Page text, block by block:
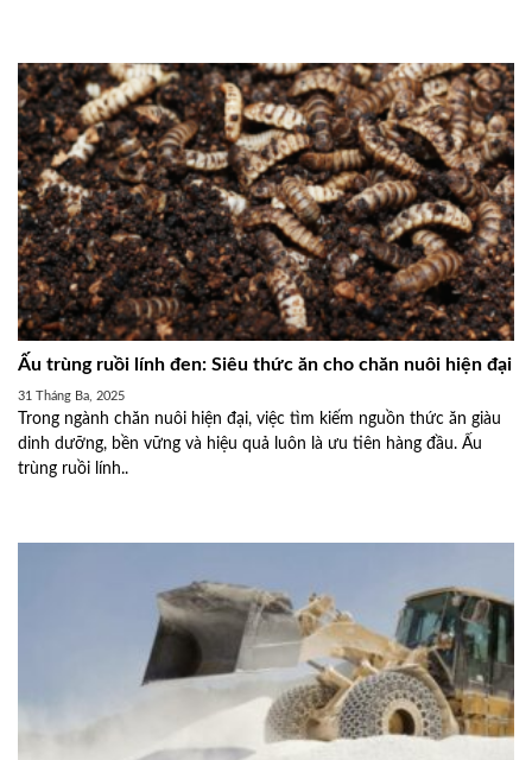
Ấu trùng ruồi lính đen: Siêu thức ăn cho chăn nuôi hiện đại
31 Tháng Ba, 2025
Trong ngành chăn nuôi hiện đại, việc tìm kiếm nguồn thức ăn giàu
dinh dưỡng, bền vững và hiệu quả luôn là ưu tiên hàng đầu. Ấu
trùng ruồi lính..